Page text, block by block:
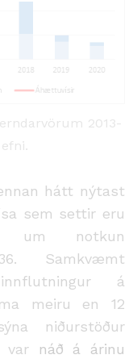
2013-
hátt nýtast
sem settir eru
um notkun
Samkvæmt
á
meiru en 12
niðurstöður
var
náð á árinu